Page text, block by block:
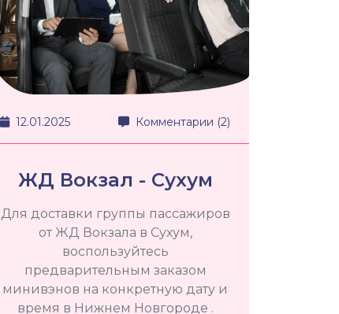
12.01.2025 Комментарии (2)
ЖД Вокзал - Сухум
Для доставки группы пассажиров
от ЖД Вокзала в Сухум,
воспользуйтесь
предварительным заказом
минивэнов на конкретную дату и
время в Нижнем Новгороде .